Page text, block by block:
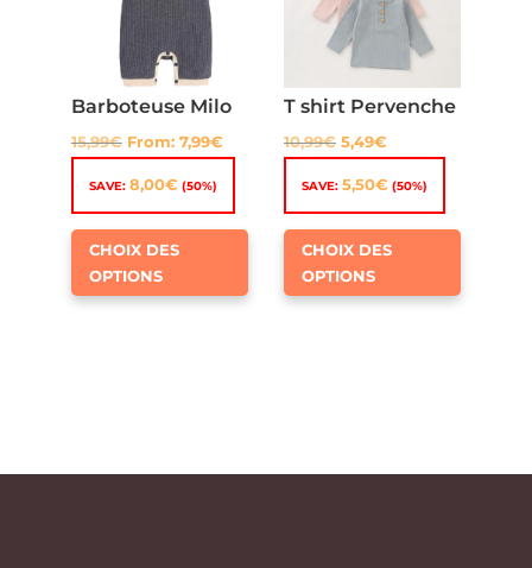
produit
la
Barboteuse Milo
15,99€ From: 7,99€
SAVE: 8,00€ (50%)
CHOIX DES
OPTIONS
Ce
produit
a
être
T shirt Pervenche
10,99€ 5,49€
SAVE: 5,50€ (50%)
CHOIX DES
OPTIONS
Ce
a
être